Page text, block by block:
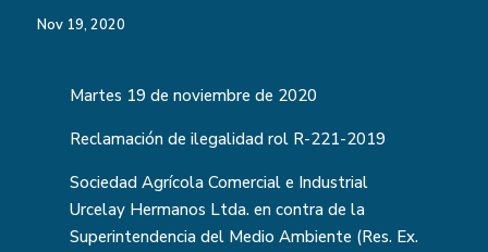
Nov 19, 2020
Martes 19 de noviembre de 2020
Reclamación de ilegalidad rol R-221-2019
Sociedad Agrícola Comercial e Industrial
Urcelay Hermanos Ltda. en contra de la
Superintendencia del Medio Ambiente (Res. Ex.